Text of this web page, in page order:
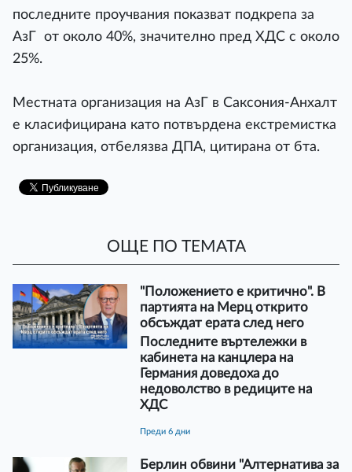
последните проучвания показват подкрепа за
АзГ от около 40%, значително пред ХДС с около
25%.
Местната организация на AзГ в Саксония-Анхалт
е класифицирана като потвърдена екстремистка
организация, отбелязва ДПА, цитирана от бта.
ОЩЕ ПО ТЕМАТА
"Положението е критично". В
партията на Мерц открито
обсъждат ерата след него
Последните въртележки в
кабинета на канцлера на
Германия доведоха до
недоволство в редиците на
ХДС
преди 6 дни
Берлин обвини "Алтернатива за